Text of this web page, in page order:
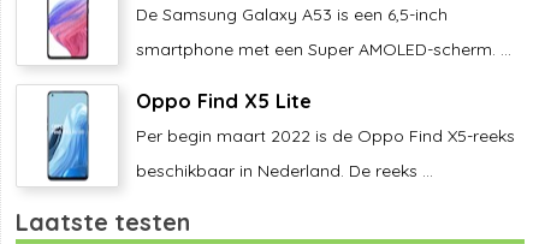
De Samsung Galaxy A53 is een 6,5-inch
smartphone met een Super AMOLED-scherm. ...
Oppo Find X5 Lite
Per begin maart 2022 is de Oppo Find X5-reeks
beschikbaar in Nederland. De reeks ...
Laatste testen